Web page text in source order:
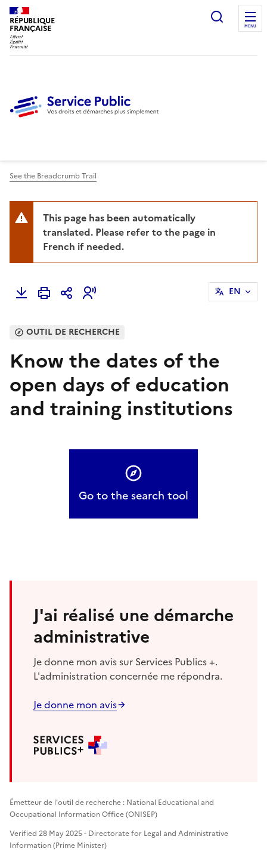
RÉPUBLIQUE
FRANÇAISE
Ouvrir
MENU
See the Breadcrumb Trail
This page has been automatically
translated. Please refer to the page in
French if needed.
EN
OUTIL DE RECHERCHE
Know the dates of the
open days of education
and training institutions
Go to the search tool
J'ai réalisé une démarche
administrative
Je donne mon avis sur Services Publics +.
L'administration concernée me répondra.
Je donne mon avis
Émetteur de l'outil de recherche : National Educational and
Occupational Information Office (ONISEP)
Verified 28 May 2025 - Directorate for Legal and Administrative
Information (Prime Minister)